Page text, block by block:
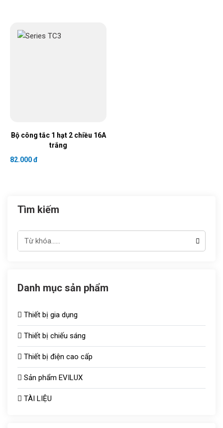
Bộ công tắc 1 hạt 2 chiều 16A
trắng
82.000 đ
Tìm kiếm
Danh mục sản phẩm
Thiết bị gia dụng
Thiết bị chiếu sáng
Thiết bị điện cao cấp
Đèn chiếu sáng TOT
Công tắc ổ cắm
Sản phẩm EVILUX
Bóng sưởi
TÀI LIỆU